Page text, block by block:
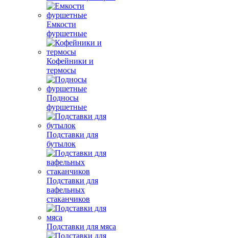
Емкости
фуршетные
Кофейники и
термосы
Подносы
фуршетные
Подставки для
бутылок
Подставки для
вафельных
стаканчиков
Подставки для мяса